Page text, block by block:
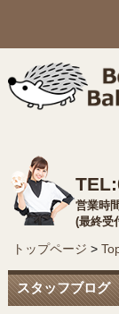
営業時
(最終受
トップページ >
スタッフブログ